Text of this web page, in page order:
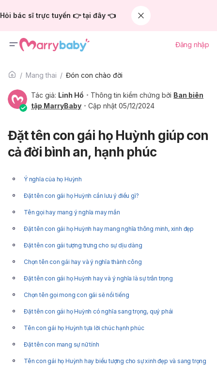
Hỏi bác sĩ trực tuyến 👉 tại đây 👈
Đăng nhập
Mang thai Đón con chào đời
Tác giả: Linh Hồ Thông tin kiểm chứng bởi Ban biên
tập MarryBaby
Cập nhật 05/12/2024
Đặt tên con gái họ Huỳnh giúp con
cả đời bình an, hạnh phúc
Ý nghĩa của họ Huỳnh
Đặt tên con gái họ Huỳnh cần lưu ý điều gì?
Tên gọi hay mang ý nghĩa may mắn
Đặt tên con gái họ Huỳnh hay mang nghĩa thông minh, xinh đẹp
Đặt tên con gái tượng trưng cho sự dịu dàng
Chọn tên con gái hay và ý nghĩa thành công
Đặt tên con gái họ Huỳnh hay và ý nghĩa là sự trân trọng
Chọn tên gọi mong con gái sẽ nổi tiếng
Đặt tên con gái họ Huỳnh có nghĩa sang trọng, quý phái
Tên con gái họ Huỳnh tựa lời chúc hạnh phúc
Đặt tên con mang sự nữ tính
Tên con gái họ Huỳnh hay biểu tượng cho sự xinh đẹp và sang trọng